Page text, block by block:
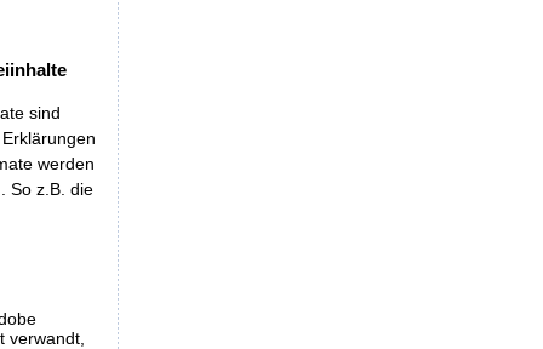
sind
werden
So z.B. die
verwandt,